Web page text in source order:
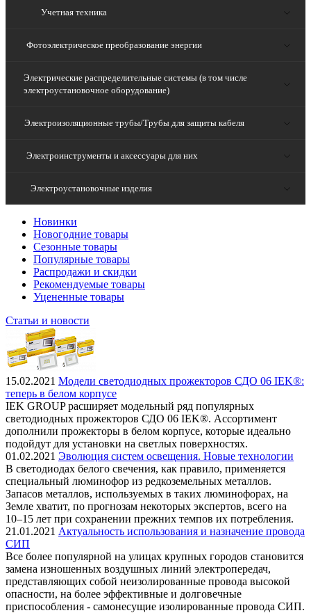
Учетная техника
Фотоэлектрическое преобразование энергии
Электрические распределительные системы (в том числе
электроустановочное оборудование)
Электроизоляционные трубы/Трубы для защиты кабеля
Электроинструменты и аксессуары для них
Электроустановочные изделия
Новинки
Новогодние товары
Сезонные товары
Популярные товары
Распродажи и скидки
Рекомендуемые товары
Уцененные товары
Статьи и новости
15.02.2021 Модели светодиодных прожекторов СДО 06 IEK®:
теперь в белом корпусе
IEK GROUP расширяет модельный ряд популярных
светодиодных прожекторов СДО 06 IEK®. Ассортимент
дополнили прожекторы в белом корпусе, которые идеально
подойдут для установки на светлых поверхностях.
01.02.2021 Эволюция систем освещения. Новые технологии
В светодиодах белого свечения, как правило, применяется
специальный люминофор из редкоземельных металлов.
Запасов металлов, используемых в таких люминофорах, на
Земле хватит, по прогнозам некоторых экспертов, всего на
10–15 лет при сохранении прежних темпов их потребления.
21.01.2021 Актуальность использования и назначение провода
СИП
Все более популярной на улицах крупных городов становится
замена изношенных воздушных линий электропередач,
представляющих собой неизолированные провода высокой
опасности, на более эффективные и долговечные
приспособления - самонесущие изолированные провода СИП.